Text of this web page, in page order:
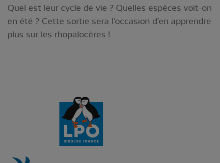
Quel est leur cycle de vie ? Quelles espèces voit-on
en été ? Cette sortie sera l'occasion d'en apprendre
plus sur les rhopalocères !